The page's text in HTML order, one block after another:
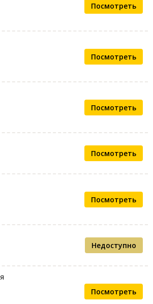
Посмотреть
Посмотреть
Посмотреть
Посмотреть
Посмотреть
Недоступно
Посмотреть